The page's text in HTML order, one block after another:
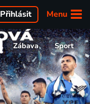
Menu
Přihlásit
Zábava Sport